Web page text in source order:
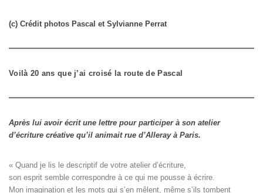
(c) Crédit photos Pascal et Sylvianne Perrat
Voilà 20 ans que j’ai croisé la route de Pascal
Après lui avoir écrit une lettre pour participer à son atelier
d’écriture créative qu’il animait rue d’Alleray à Paris.
« Quand je lis le descriptif de votre atelier d’écriture,
son esprit semble correspondre à ce qui me pousse à écrire.
Mon imagination et les mots qui s’en mêlent, même s’ils tombent